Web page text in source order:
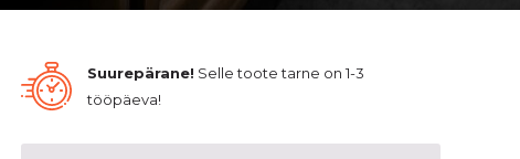
Suurepärane! Selle toote tarne on 1-3
tööpäeva!